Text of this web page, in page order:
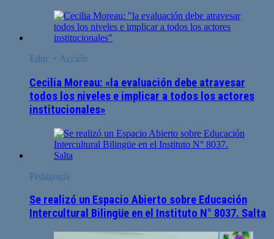
Educ + Acción
Cecilia Moreau: «la evaluación debe atravesar
todos los niveles e implicar a todos los actores
institucionales»
Pedagogía
Se realizó un Espacio Abierto sobre Educación
Intercultural Bilingüe en el Instituto N° 8037. Salta